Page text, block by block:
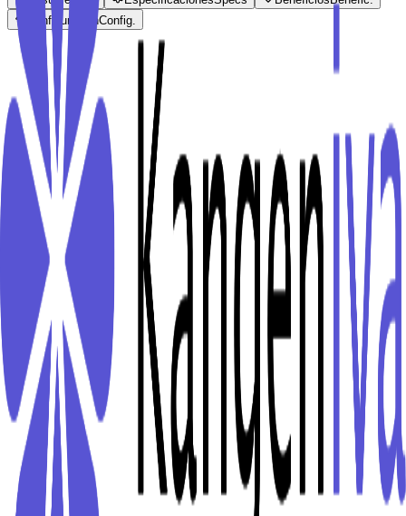
ConfiguraciónConfig.
Características Principales
Tecnología Avanzada